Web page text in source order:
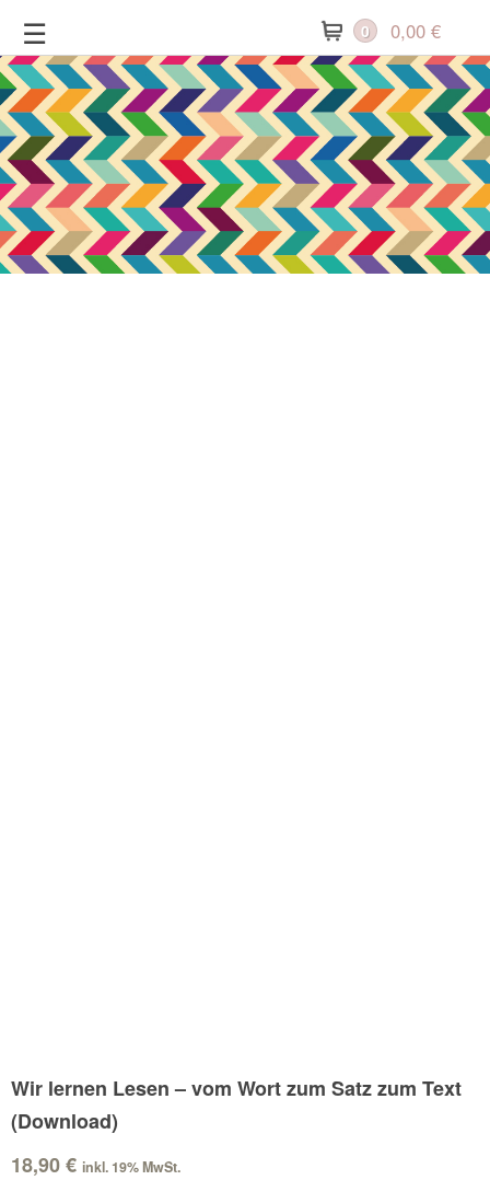
☰
Inhalt
springen
0 0,00 €
Wir lernen Lesen – vom Wort zum Satz zum Text
(Download)
18,90€ inkl. 19% MwSt.